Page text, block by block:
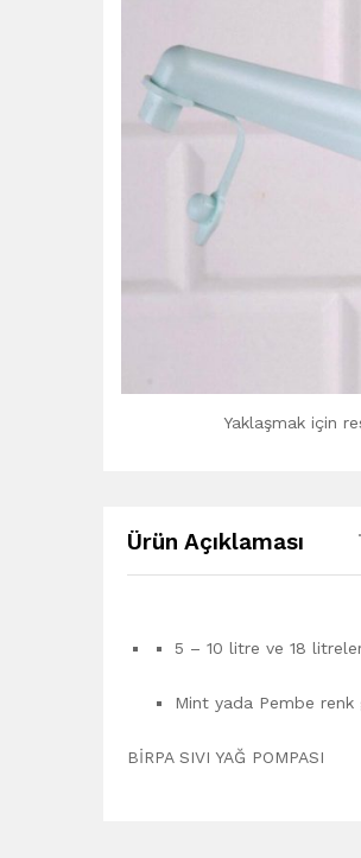
Yaklaşmak için
Ürün Açıklaması
5 – 10 litre ve 18
Mint yada Pembe renk
BİRPA SIVI YAĞ POMPASI